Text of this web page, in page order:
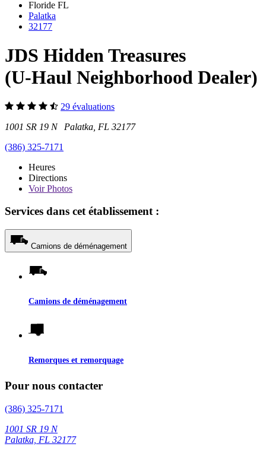
Floride FL
Palatka
32177
JDS Hidden Treasures
(U-Haul Neighborhood Dealer)
29 évaluations
1001 SR 19 N Palatka, FL 32177
(386) 325-7171
Heures
Directions
VoirPhotos
Services dans cet établissement :
Camions de déménagement
Camions de déménagement
Remorques et remorquage
Pour nous contacter
(386) 325-7171
1001 SR 19 N
Palatka, FL 32177